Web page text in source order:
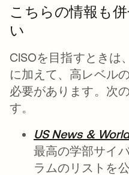
こちらの情報も
い
CISOを目指すときは
に加えて、高レベル
必要があります。次
す。
US News &
最高の学部サイ
ラムのリストを